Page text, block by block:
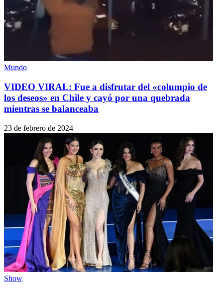
Mundo
VIDEO VIRAL: Fue a disfrutar del «columpio de
los deseos» en Chile y cayó por una quebrada
mientras se balanceaba
23 de febrero de 2024
Show